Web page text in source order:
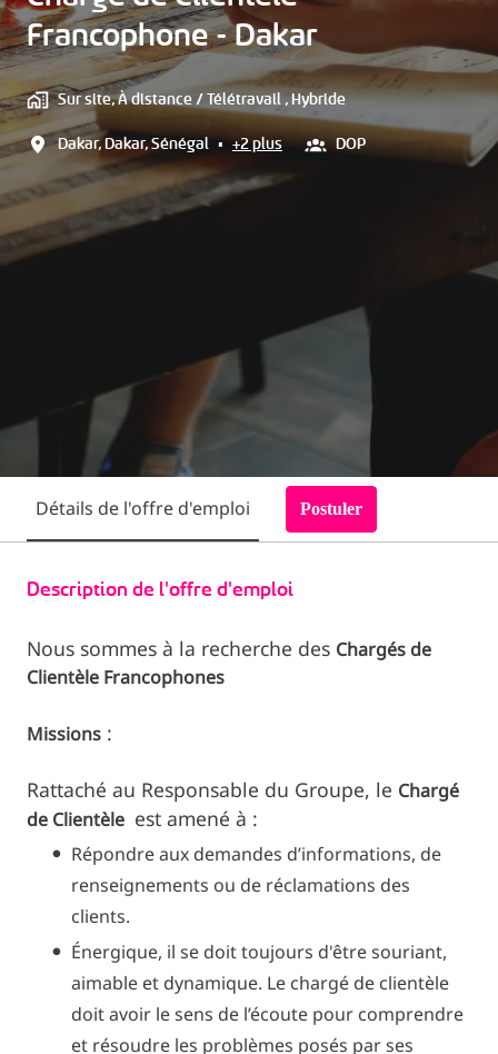
Francophone - Dakar
Sur site, À distance / Télétravail , Hybride
Dakar,Dakar,Sénégal • +2 plus DOP
Détails de l'offre d'emploi Postuler
Description de l'offre d'emploi
Nous sommes à la recherche des Chargés de
Clientèle Francophones
Missions :
Rattaché au Responsable du Groupe, le Chargé
de Clientèle est amené à :
Répondre aux demandes d’informations, de
renseignements ou de réclamations des
clients.
Énergique, il se doit toujours d'être souriant,
aimable et dynamique. Le chargé de clientèle
doit avoir le sens de l’écoute pour comprendre
et résoudre les problèmes posés par ses